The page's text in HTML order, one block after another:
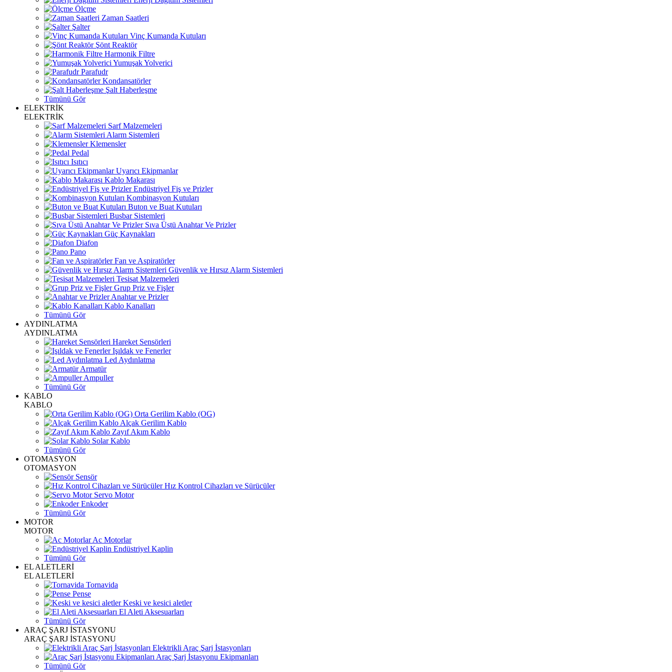
Ölçme
Zaman Saatleri
Şalter
Vinç Kumanda Kutuları
Şönt Reaktör
Harmonik Filtre
Yumuşak Yolverici
Parafudr
Kondansatörler
Şalt Haberleşme
Tümünü Gör
ELEKTRİK
ELEKTRİK
Sarf Malzemeleri
Alarm Sistemleri
Klemensler
Pedal
Isıtıcı
Uyarıcı Ekipmanlar
Kablo Makarası
Endüstriyel Fiş ve Prizler
Kombinasyon Kutuları
Buton ve Buat Kutuları
Busbar Sistemleri
Sıva Üstü Anahtar Ve Prizler
Güç Kaynakları
Diafon
Pano
Fan ve Aspiratörler
Güvenlik ve Hırsız Alarm Sistemleri
Tesisat Malzemeleri
Grup Priz ve Fişler
Anahtar ve Prizler
Kablo Kanalları
Tümünü Gör
AYDINLATMA
AYDINLATMA
Hareket Sensörleri
Işıldak ve Fenerler
Led Aydınlatma
Armatür
Ampuller
Tümünü Gör
KABLO
KABLO
Orta Gerilim Kablo (OG)
Alçak Gerilim Kablo
Zayıf Akım Kablo
Solar Kablo
Tümünü Gör
OTOMASYON
OTOMASYON
Sensör
Hız Kontrol Cihazları ve Sürücüler
Servo Motor
Enkoder
Tümünü Gör
MOTOR
MOTOR
Ac Motorlar
Endüstriyel Kaplin
Tümünü Gör
EL ALETLERİ
EL ALETLERİ
Tornavida
Pense
Keski ve kesici aletler
El Aleti Aksesuarları
Tümünü Gör
ARAÇ ŞARJ İSTASYONU
ARAÇ ŞARJ İSTASYONU
Elektrikli Araç Şarj İstasyonları
Araç Şarj İstasyonu Ekipmanları
Tümünü Gör